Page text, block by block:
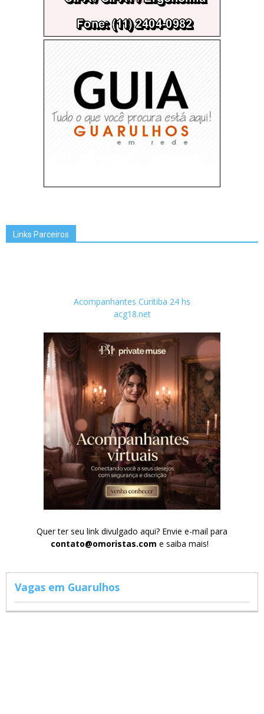
Links Parceiros
Acompanhantes Curitiba 24 hs
acg18.net
Quer ter seu link divulgado aqui? Envie e-mail para
contato@omoristas.com e saiba mais!
Vagas em Guarulhos